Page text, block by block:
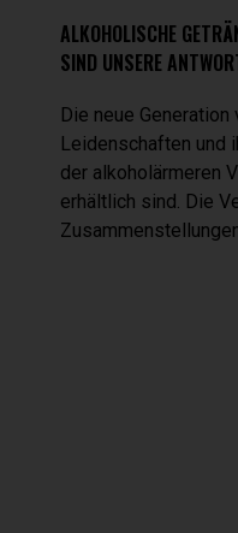
ALKOHOLISCHE
SIND UNSERE
Die neue
Leidenschaften und
der alkoholärmeren
erhältlich sind. Die